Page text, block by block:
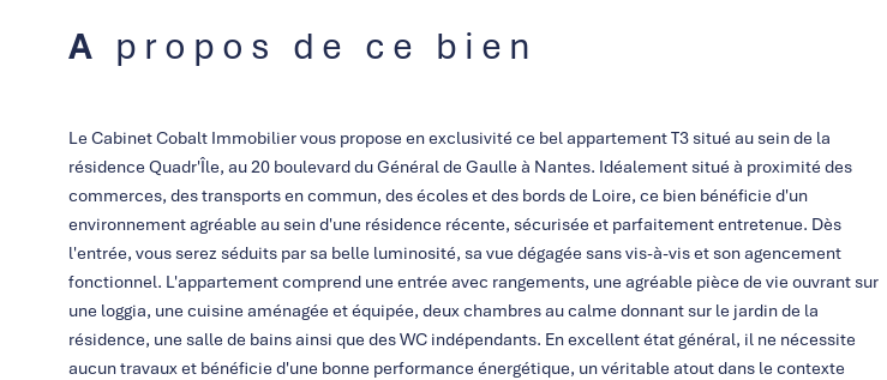
A propos de ce bien
Le Cabinet Cobalt Immobilier vous propose en exclusivité ce bel appartement T3 situé au sein de la
résidence Quadr'Île, au 20 boulevard du Général de Gaulle à Nantes. Idéalement situé à proximité des
commerces, des transports en commun, des écoles et des bords de Loire, ce bien bénéficie d'un
environnement agréable au sein d'une résidence récente, sécurisée et parfaitement entretenue. Dès
l'entrée, vous serez séduits par sa belle luminosité, sa vue dégagée sans vis-à-vis et son agencement
fonctionnel. L'appartement comprend une entrée avec rangements, une agréable pièce de vie ouvrant sur
une loggia, une cuisine aménagée et équipée, deux chambres au calme donnant sur le jardin de la
résidence, une salle de bains ainsi que des WC indépendants. En excellent état général, il ne nécessite
aucun travaux et bénéficie d'une bonne performance énergétique, un véritable atout dans le contexte